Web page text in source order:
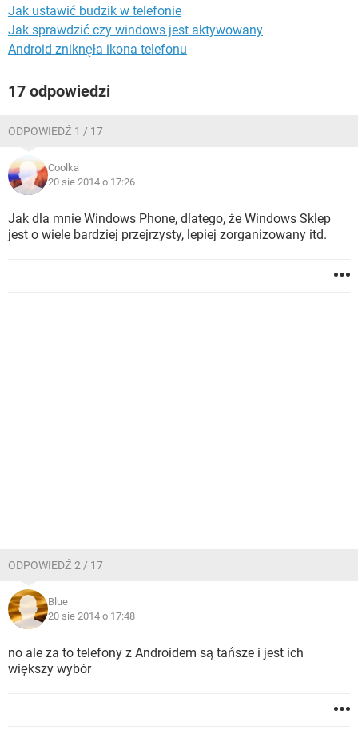
Jak ustawić budzik w telefonie
Jak sprawdzić czy windows jest aktywowany
Android zniknęła ikona telefonu
17 odpowiedzi
ODPOWIEDŹ 1 / 17
Coolka
20 sie 2014 o 17:26
Jak dla mnie Windows Phone, dlatego, że Windows Sklep
jest o wiele bardziej przejrzysty, lepiej zorganizowany itd.
ODPOWIEDŹ 2 / 17
Blue
20 sie 2014 o 17:48
no ale za to telefony z Androidem są tańsze i jest ich
większy wybór